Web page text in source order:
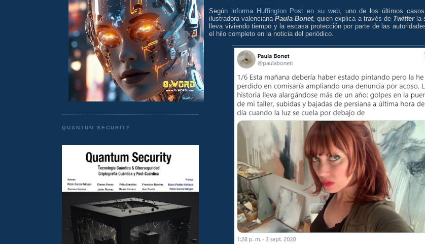
QUANTUM SECURITY
Según informa Huffington Post en su web, uno de los últimos
ilustradora valencianaPaula Bonet, quien explica a través de Twitterla
lleva viviendo tiempo y la escasa protección por parte de las
el hilo completo en la noticia del periódico.